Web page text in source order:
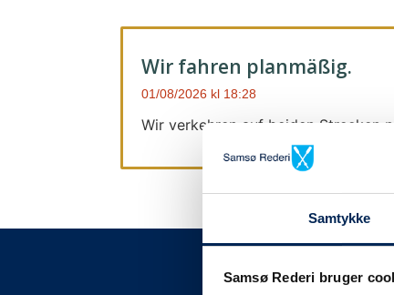
Samtykke
Samsø Rederi bruger
Wir fahren planmäßig.
01/08/2026 18:28
Wir verkehren auf beiden Strecken